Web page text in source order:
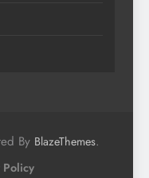
By BlazeThemes.
Policy